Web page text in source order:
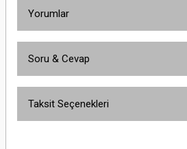
Yorumlar
Soru & Cevap
Taksit Seçenekleri